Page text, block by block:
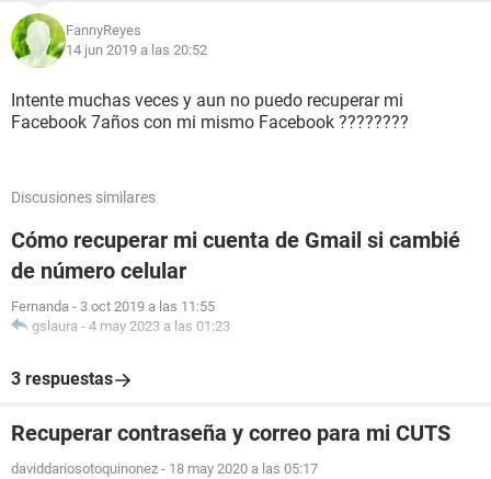
FannyReyes
14 jun 2019 a las 20:52
Intente muchas veces y aun no puedo recuperar mi
Facebook 7años con mi mismo Facebook ????????
Discusiones similares
Cómo recuperar mi cuenta de Gmail si cambié
de número celular
Fernanda - 3 oct 2019 a las 11:55
gslaura - 4 may 2023 a las 01:23
3 respuestas
Recuperar contraseña y correo para mi CUTS
daviddariosotoquinonez - 18 may 2020 a las 05:17